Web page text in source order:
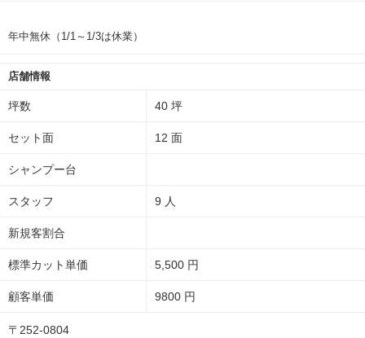
年中無休（1/1～1/3は休業）
店舗情報
坪数 40 坪
セット面 12 面
シャンプー台
スタッフ 9 人
新規客割合
標準カット単価 5,500 円
顧客単価 9800 円
〒252-0804